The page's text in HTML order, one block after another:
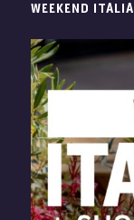
entspannte
Pausen bei über
Ob neue Looks
Tage oder eine
verbindet Ihr
Auszeiten an
Sommer-
WEEKEND